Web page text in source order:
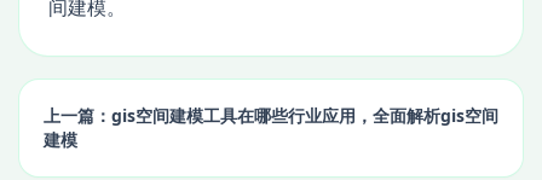
间建模。
上一篇：gis空间建模工具在哪些行业应用，全面解析gis空间
建模